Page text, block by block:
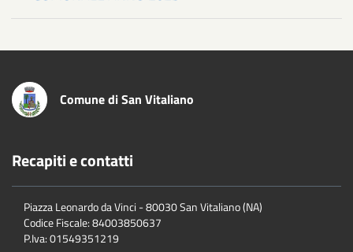
Comune di San Vitaliano
Recapiti e contatti
Piazza Leonardo da Vinci - 80030 San Vitaliano (NA)
Codice Fiscale:84003850637
P.Iva:01549351219